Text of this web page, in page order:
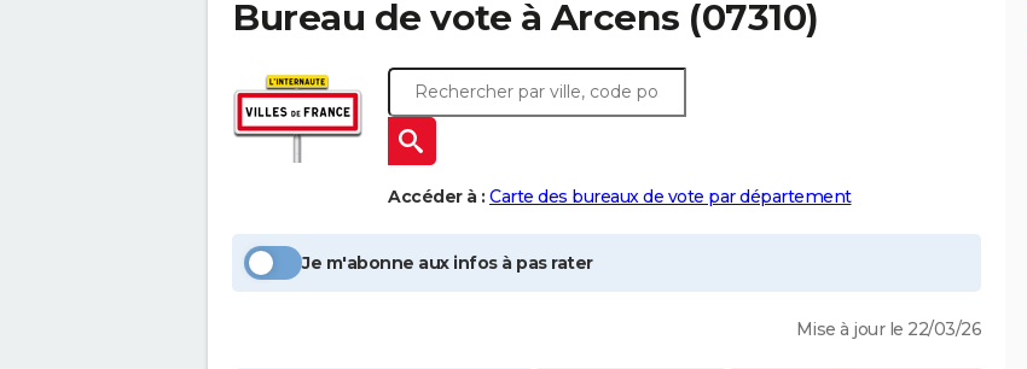
Bureau de vote à Arcens (07310)
Accéder à : Carte des bureaux de vote par département
Je m'abonne aux infos à pas rater
Mise à jour le 22/03/26